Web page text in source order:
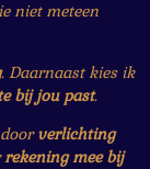
niet meteen
. Daarnaast kies ik
bij jou past.
verlichting
rekening mee bij